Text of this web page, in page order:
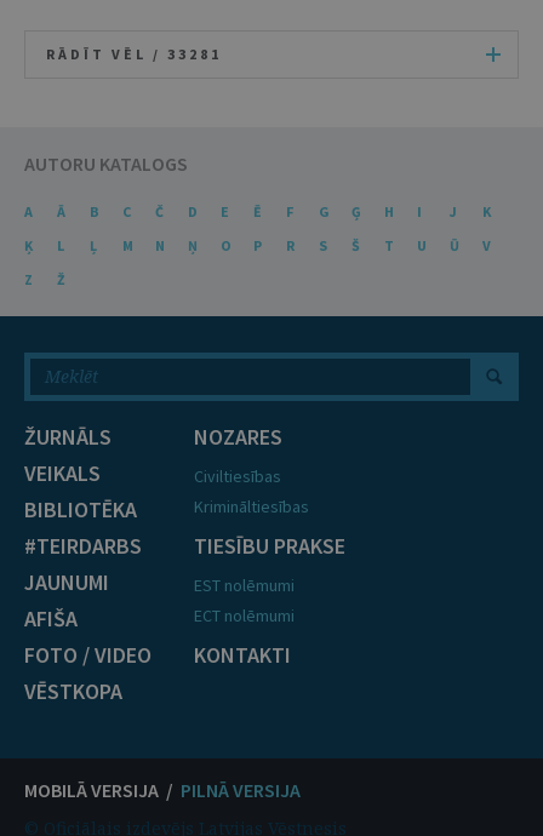
RĀDĪT VĒL / 33281
AUTORU KATALOGS
A Ā B C Č D E Ē F G Ģ H I J
K
Ķ
L Ļ M N Ņ O P R S Š T U Ū
V
Z
Ž
ŽURNĀLS
VEIKALS
BIBLIOTĒKA
#TEIRDARBS
JAUNUMI
AFIŠA
FOTO / VIDEO
VĒSTKOPA
NOZARES
Civiltiesības
Krimināltiesības
TIESĪBU PRAKSE
EST nolēmumi
ECT nolēmumi
KONTAKTI
MOBILĀ VERSIJA / PILNĀ VERSIJA
© Oficiālais izdevējs Latvijas Vēstnesis